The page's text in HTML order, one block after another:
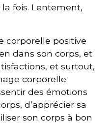
fois. Lentement,
corporelle positive
dans son corps, et
et surtout,
corporelle
des émotions
d’apprécier sa
son corps à bon